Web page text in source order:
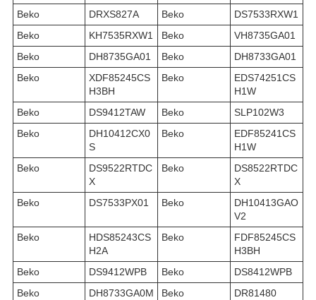
Beko
DRXS827A Beko
DS7533RXW1
Beko
KH7535RXW1 Beko
VH8735GA01
Beko
DH8735GA01 Beko
DH8733GA01
Beko
XDF85245CS
H3BH
Beko
EDS74251CS
H1W
Beko
DS9412TAW Beko
SLP102W3
Beko
DH10412CX0
S
Beko
EDF85241CS
H1W
Beko
DS9522RTDC
X
Beko
DS8522RTDC
X
Beko
DS7533PX01 Beko
DH10413GAO
V2
Beko
HDS85243CS
H2A
Beko
FDF85245CS
H3BH
Beko
DS9412WPB Beko
DS8412WPB
Beko
DH8733GA0M
Beko DR81480